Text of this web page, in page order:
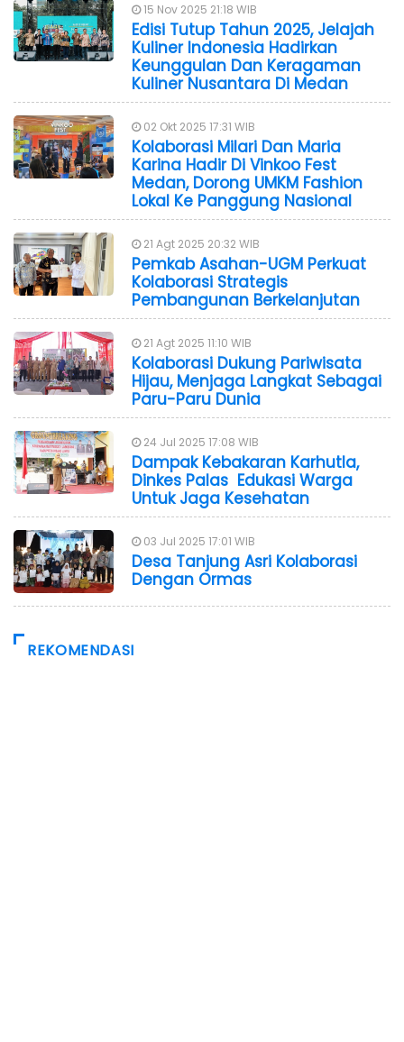
15 Nov 2025 21:18 WIB
Edisi Tutup Tahun 2025, Jelajah
Kuliner Indonesia Hadirkan
Keunggulan Dan Keragaman
Kuliner Nusantara Di Medan
02 Okt 2025 17:31 WIB
Kolaborasi Milari Dan Maria
Karina Hadir Di Vinkoo Fest
Medan, Dorong UMKM Fashion
Lokal Ke Panggung Nasional
21 Agt 2025 20:32 WIB
Pemkab Asahan-UGM Perkuat
Kolaborasi Strategis
Pembangunan Berkelanjutan
21 Agt 2025 11:10 WIB
Kolaborasi Dukung Pariwisata
Hijau, Menjaga Langkat Sebagai
Paru-Paru Dunia
24 Jul 2025 17:08 WIB
Dampak Kebakaran Karhutla,
Dinkes Palas Edukasi Warga
Untuk Jaga Kesehatan
03 Jul 2025 17:01 WIB
Desa Tanjung Asri Kolaborasi
Dengan Ormas
REKOMENDASI